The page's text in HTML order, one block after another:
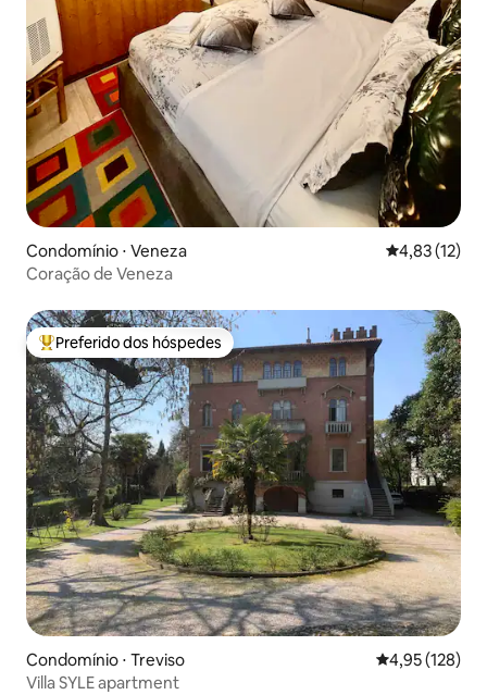
Condomínio ⋅ Veneza 4,83 de uma
4,83 (12)
Coração de Veneza
Entre os melhores preferidos dos hóspedes
Preferido dos hóspedes
Condomínio ⋅ Treviso 4,95 de uma
4,95 (128)
Villa SYLE apartment